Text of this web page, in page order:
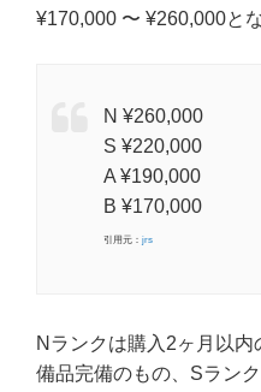
¥170,000 〜 ¥260,000と
N ¥260,000
S ¥220,000
A ¥190,000
B ¥170,000
引用元： jrs
Nランクは購入2ヶ月以内
備品完備のもの、Sラン